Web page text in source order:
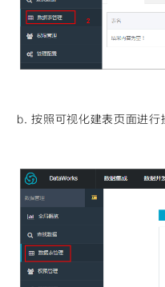
b. 按照可视化建表页面进